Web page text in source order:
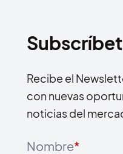
Recibe el
con nuevas
noticias del
Nombre*